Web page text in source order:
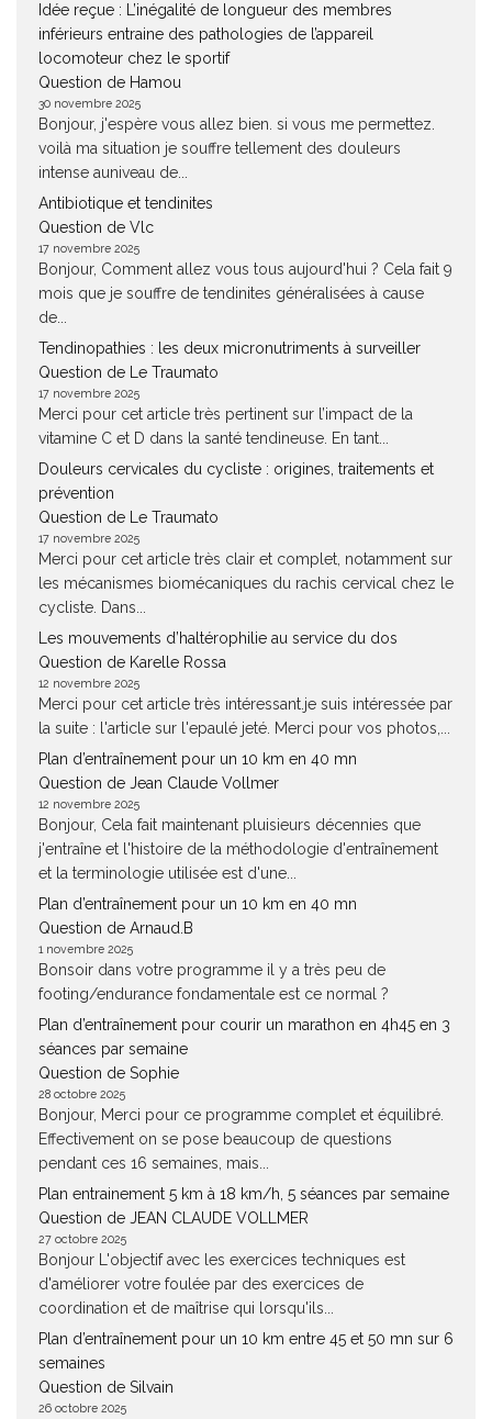
Idée reçue : L’inégalité de longueur des membres
inférieurs entraine des pathologies de l’appareil
locomoteur chez le sportif
Question de Hamou
30 novembre 2025
Bonjour, j'espère vous allez bien. si vous me permettez.
voilà ma situation je souffre tellement des douleurs
intense auniveau de...
Antibiotique et tendinites
Question de Vlc
17 novembre 2025
Bonjour, Comment allez vous tous aujourd'hui ? Cela fait 9
mois que je souffre de tendinites généralisées à cause
de...
Tendinopathies : les deux micronutriments à surveiller
Question de Le Traumato
17 novembre 2025
Merci pour cet article très pertinent sur l’impact de la
vitamine C et D dans la santé tendineuse. En tant...
Douleurs cervicales du cycliste : origines, traitements et
prévention
Question de Le Traumato
17 novembre 2025
Merci pour cet article très clair et complet, notamment sur
les mécanismes biomécaniques du rachis cervical chez le
cycliste. Dans...
Les mouvements d’haltérophilie au service du dos
Question de Karelle Rossa
12 novembre 2025
Merci pour cet article très intéressant.je suis intéressée par
la suite : l'article sur l'epaulé jeté. Merci pour vos photos,...
Plan d’entraînement pour un 10 km en 40 mn
Question de Jean Claude Vollmer
12 novembre 2025
Bonjour, Cela fait maintenant pluisieurs décennies que
j'entraîne et l'histoire de la méthodologie d'entraînement
et la terminologie utilisée est d'une...
Plan d’entraînement pour un 10 km en 40 mn
Question de Arnaud.B
1 novembre 2025
Bonsoir dans votre programme il y a très peu de
footing/endurance fondamentale est ce normal ?
Plan d’entraînement pour courir un marathon en 4h45 en 3
séances par semaine
Question de Sophie
28 octobre 2025
Bonjour, Merci pour ce programme complet et équilibré.
Effectivement on se pose beaucoup de questions
pendant ces 16 semaines, mais...
Plan entrainement 5 km à 18 km/h, 5 séances par semaine
Question de JEAN CLAUDE VOLLMER
27 octobre 2025
Bonjour L'objectif avec les exercices techniques est
d'améliorer votre foulée par des exercices de
coordination et de maîtrise qui lorsqu'ils...
Plan d’entraînement pour un 10 km entre 45 et 50 mn sur 6
semaines
Question de Silvain
26 octobre 2025